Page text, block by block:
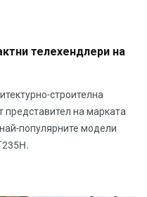
телехендлери на
строителна
на марката
популярните модели